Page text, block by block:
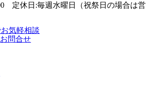
定休日:毎週水曜日（祝祭日の場合は営
気軽相談
お問合せ